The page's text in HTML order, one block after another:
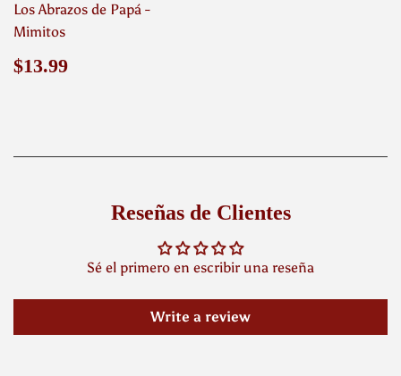
Los Abrazos de Papá -
Mimitos
Precio
$13.99
Reseñas de Clientes
Sé el primero en escribir una reseña
Write a review